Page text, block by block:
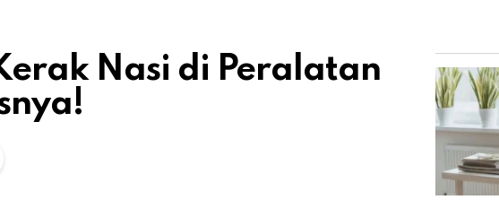
Nasi di Peralatan